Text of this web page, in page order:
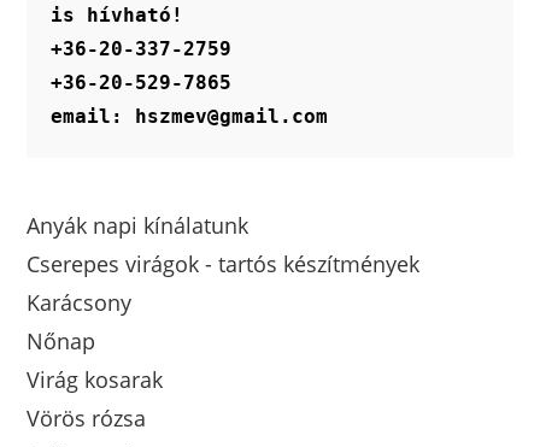
is hívható!
+36-20-337-2759
+36-20-529-7865
email: hszmev@gmail.com
Anyák napi kínálatunk
Cserepes virágok - tartós készítmények
Karácsony
Nőnap
Virág kosarak
Vörös rózsa